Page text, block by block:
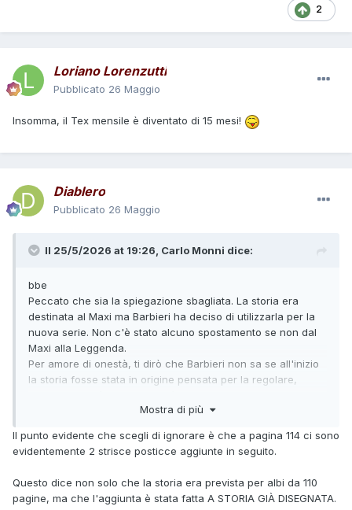
2
Loriano Lorenzutti
Pubblicato 26 Maggio
Insomma, il Tex mensile è diventato di 15 mesi!
Diablero
Pubblicato 26 Maggio
Il 25/5/2026 at 19:26, Carlo Monni dice:
bbe
Peccato che sia la spiegazione sbagliata. La storia era
destinata al Maxi ma Barbieri ha deciso di utilizzarla per la
nuova serie. Non c'è stato alcuno spostamento se non dal
Maxi alla Leggenda.
Per amore di onestà, ti dirò che Barbieri non sa se all'inizio
la storia fosse stata in origine pensata per la regolare,
testate collaterali alla regolare (esclusi ovviamente cartonati
era tra quelle da pubblicare sul Maxi. La tua ricostruzione è
quindi sbagliata. Anche se ammettessimo che le cose si
che dici tu, ossia che la storia fosse inizialmente stata
pensata per la regolare e poi trasferita al Maxi, rimane il
Mostra di più
Il punto evidente che scegli di ignorare è che a pagina 114 ci sono
evidentemente 2 strisce posticce aggiunte in seguito.
Questo dice non solo che la storia era prevista per albi da 110
pagine, ma che l'aggiunta è stata fatta A STORIA GIÀ DISEGNATA.